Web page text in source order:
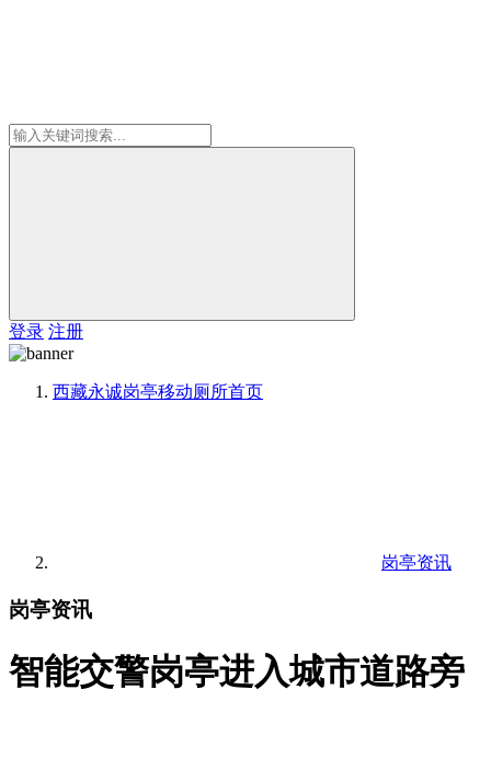
登录 注册
西藏永诚岗亭移动厕所首页
岗亭资讯
岗亭资讯
智能交警岗亭进入城市道路旁